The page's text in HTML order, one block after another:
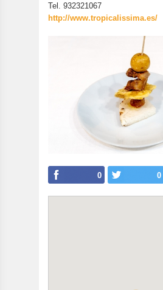
Tel. 932321067
http://www.tropicalissima.es/
0 0